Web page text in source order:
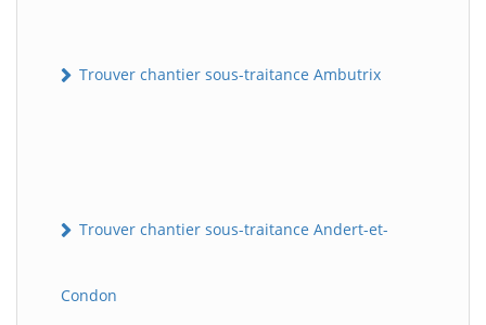
Trouver chantier sous-traitance Ambutrix
Trouver chantier sous-traitance Andert-et-
Condon